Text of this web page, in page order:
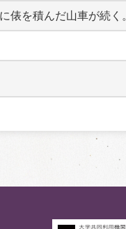
俵を積んだ山車が続く。